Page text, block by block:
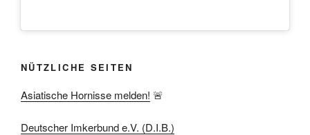
NÜTZLICHE SEITEN
Asiatische Hornisse melden! 🚨
Deutscher Imkerbund e.V. (D.I.B.)